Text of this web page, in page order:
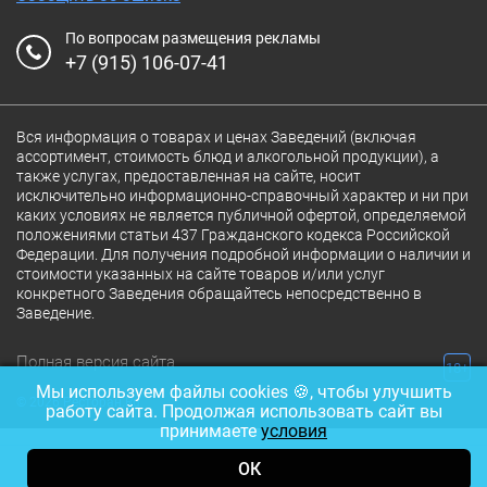
Это место для спокойного аперитива, бокала
вина к пасте или вечернего коктейля на
двоих. В винной карте абсолютно каждая
позиция доступна к заказу по бокалам, что
даёт гостю свободу выбора.
Madison Bistro — это ресторан, который
становится частью повседневной жизни.
Встреча с друзьями.
Мы хотим, чтобы наши гости могли разделить
с нами любые моменты жизни. Днём —
По вопросам размещения рекламы
+7 (915) 106-07-41
Вся информация о товарах и ценах Заведений (включая
ассортимент, стоимость блюд и алкогольной продукции), а
также услугах, предоставленная на сайте, носит
исключительно информационно-справочный характер и ни при
каких условиях не является публичной офертой, определяемой
положениями статьи 437 Гражданского кодекса Российской
Федерации. Для получения подробной информации о наличии и
стоимости указанных на сайте товаров и/или услуг
конкретного Заведения обращайтесь непосредственно в
Заведение.
Полная версия сайта 18+
© 2026 Ресторан.Ru
Мы используем файлы cookies 🍪, чтобы улучшить
работу сайта. Продолжая использовать сайт вы
принимаете условия
ОК